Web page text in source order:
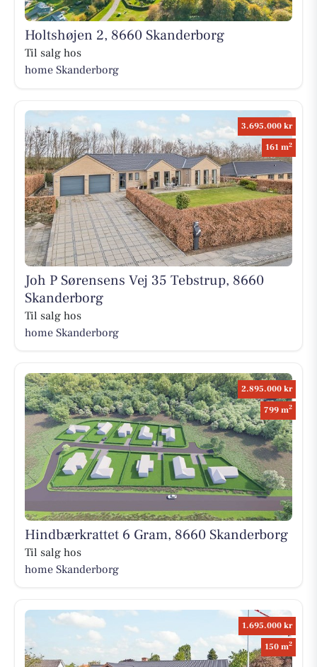
Holtshøjen 2, 8660 Skanderborg
Til salg hos
home Skanderborg
3.695.000 kr
161 m2
Joh P Sørensens Vej 35 Tebstrup, 8660
Skanderborg
Til salg hos
home Skanderborg
2.895.000 kr
799 m2
Hindbærkrattet 6 Gram, 8660 Skanderborg
Til salg hos
home Skanderborg
1.695.000 kr
150 m2